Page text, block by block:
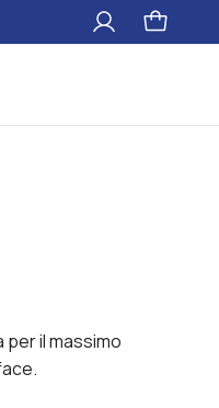
Il
mio
Pagina
carrello
il massimo